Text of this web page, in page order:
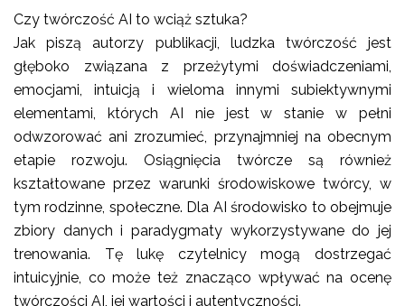
Czy twórczość AI to wciąż sztuka?
Jak piszą autorzy publikacji, ludzka twórczość jest
głęboko związana z przeżytymi doświadczeniami,
emocjami, intuicją i wieloma innymi subiektywnymi
elementami, których AI nie jest w stanie w pełni
odwzorować ani zrozumieć, przynajmniej na obecnym
etapie rozwoju. Osiągnięcia twórcze są również
kształtowane przez warunki środowiskowe twórcy, w
tym rodzinne, społeczne. Dla AI środowisko to obejmuje
zbiory danych i paradygmaty wykorzystywane do jej
trenowania. Tę lukę czytelnicy mogą dostrzegać
intuicyjnie, co może też znacząco wpływać na ocenę
twórczości AI, jej wartości i autentyczności.